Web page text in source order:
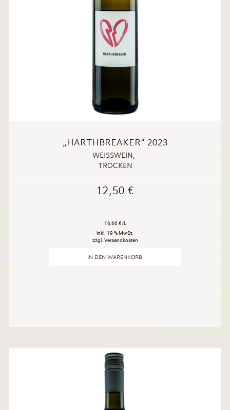
„HARTHBREAKER“ 2023
WEISSWEIN ,
TROCKEN
12,50€
16,66 €/L
inkl. 19 % MwSt.
zzgl. Versandkosten
IN DEN WARENKORB